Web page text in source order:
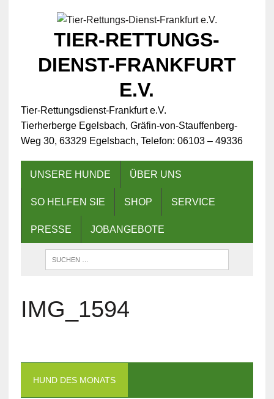
TIER-RETTUNGS-
DIENST-FRANKFURT
E.V.
Tier-Rettungsdienst-Frankfurt e.V.
Tierherberge Egelsbach, Gräfin-von-Stauffenberg-
Weg 30, 63329 Egelsbach, Telefon: 06103 – 49336
UNSERE HUNDE ÜBER UNS
SO HELFEN SIE SHOP SERVICE
PRESSE JOBANGEBOTE
IMG_1594
HUND DES MONATS